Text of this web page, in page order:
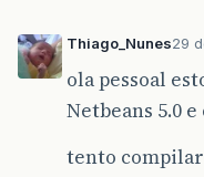
Thiago_Nunes29
ola pessoal
Netbeans 5.0
tento